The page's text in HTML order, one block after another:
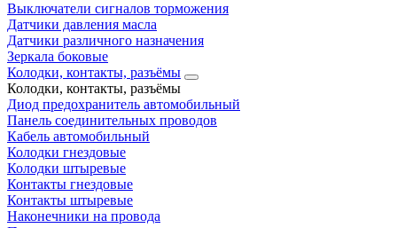
Выключатели сигналов торможения
Датчики давления масла
Датчики различного назначения
Зеркала боковые
Колодки, контакты, разъёмы
Колодки, контакты, разъёмы
Диод предохранитель автомобильный
Панель соединительных проводов
Кабель автомобильный
Колодки гнездовые
Колодки штыревые
Контакты гнездовые
Контакты штыревые
Наконечники на провода